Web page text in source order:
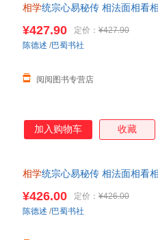
相学统宗心易秘传 相法面相看
¥427.90 定价： ¥427.90
阅阅图书专营店
陈德述 /巴蜀书社
加入购物车 收藏
相学统宗心易秘传 相法面相看
¥426.00 定价： ¥426.00
陈德述 /巴蜀书社